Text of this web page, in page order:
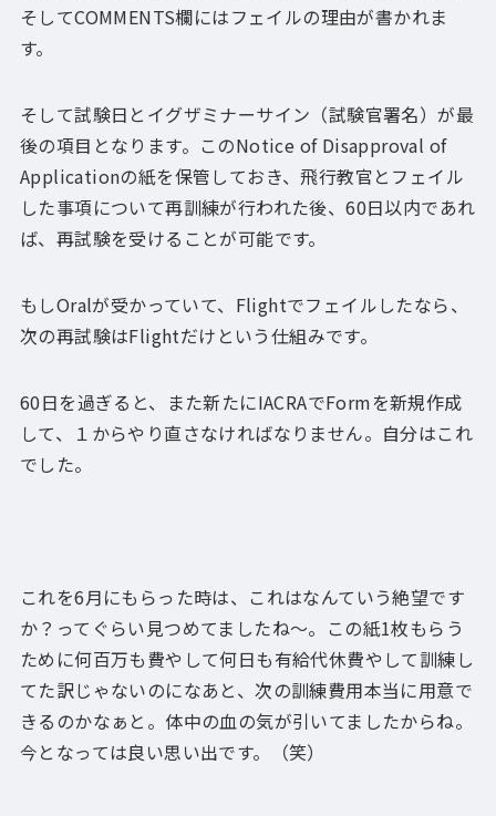
そしてCOMMENTS欄にはフェイルの理由が書かれま
す。
そして試験日とイグザミナーサイン（試験官署名）が最
後の項目となります。このNotice of Disapproval of
Applicationの紙を保管しておき、飛行教官とフェイル
した事項について再訓練が行われた後、60日以内であれ
ば、再試験を受けることが可能です。
もしOralが受かっていて、Flightでフェイルしたなら、
次の再試験はFlightだけという仕組みです。
60日を過ぎると、また新たにIACRAでFormを新規作成
して、１からやり直さなければなりません。自分はこれ
でした。
これを6月にもらった時は、これはなんていう絶望です
か？ってぐらい見つめてましたね～。この紙1枚もらう
ために何百万も費やして何日も有給代休費やして訓練し
てた訳じゃないのになあと、次の訓練費用本当に用意で
きるのかなぁと。体中の血の気が引いてましたからね。
今となっては良い思い出です。（笑）